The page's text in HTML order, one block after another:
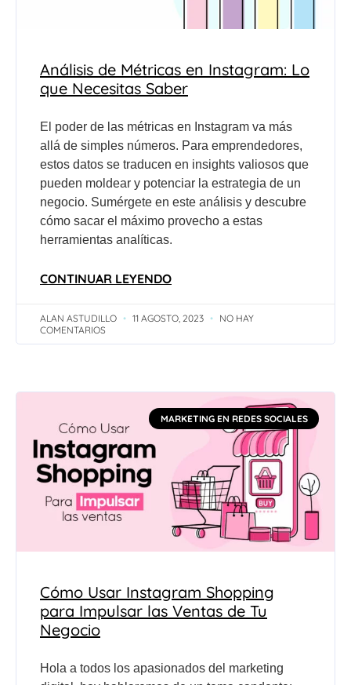
Análisis de Métricas en Instagram: Lo
que Necesitas Saber
El poder de las métricas en Instagram va más
allá de simples números. Para emprendedores,
estos datos se traducen en insights valiosos que
pueden moldear y potenciar la estrategia de un
negocio. Sumérgete en este análisis y descubre
cómo sacar el máximo provecho a estas
herramientas analíticas.
CONTINUAR LEYENDO
ALAN ASTUDILLO 11 AGOSTO, 2023
NO HAY
COMENTARIOS
MARKETING EN REDES SOCIALES
Cómo Usar Instagram Shopping
para Impulsar las Ventas de Tu
Negocio
Hola a todos los apasionados del marketing